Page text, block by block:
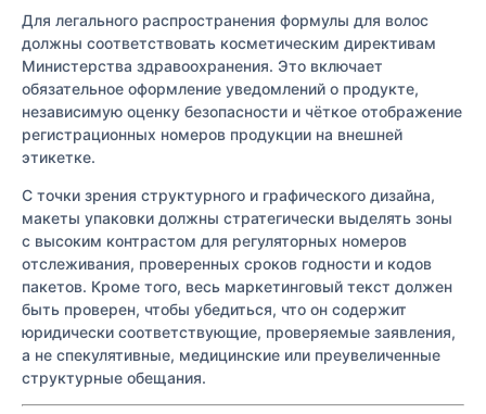
Для легального распространения формулы для волос
должны соответствовать косметическим директивам
Министерства здравоохранения. Это включает
обязательное оформление уведомлений о продукте,
независимую оценку безопасности и чёткое отображение
регистрационных номеров продукции на внешней
этикетке.
С точки зрения структурного и графического дизайна,
макеты упаковки должны стратегически выделять зоны
с высоким контрастом для регуляторных номеров
отслеживания, проверенных сроков годности и кодов
пакетов. Кроме того, весь маркетинговый текст должен
быть проверен, чтобы убедиться, что он содержит
юридически соответствующие, проверяемые заявления,
а не спекулятивные, медицинские или преувеличенные
структурные обещания.